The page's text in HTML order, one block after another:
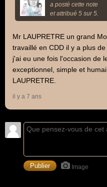
a posté cette note
et attribué 5 sur 5.
Mr LAUPRETRE un grand
travaillé en CDD il y a plus
j'ai eu une fois l'occasion de
exceptionnel, simple et
LAUPRETRE.
il y a 7 ans
Image